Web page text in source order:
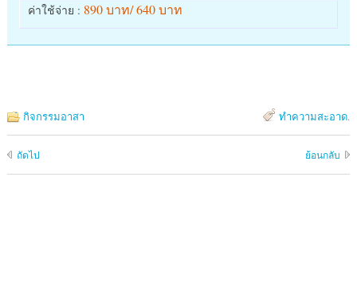
ค่าใช้จ่าย : 890 บาท/ 640 บาท
กิจกรรมอาสา ทำความสะอาด.
ถัดไป ย้อนกลับ